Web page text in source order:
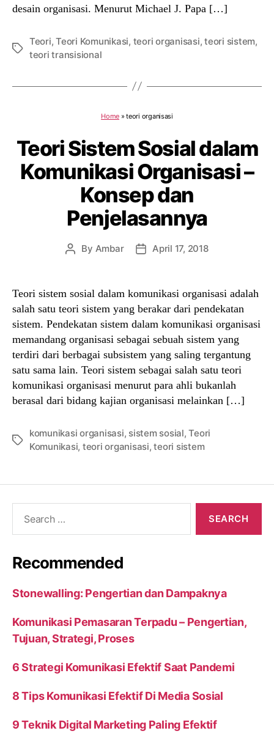
desain organisasi. Menurut Michael J. Papa […]
Tags
Teori,Teori Komunikasi, teori organisasi,teori sistem,
teori transisional
Home »teori organisasi
Teori Sistem Sosial dalam
Komunikasi Organisasi –
Konsep dan
Penjelasannya
Post
By Ambar
PostApril 17, 2018
Teori sistem sosial dalam komunikasi organisasi adalah
salah satu teori sistem yang berakar dari pendekatan
sistem. Pendekatan sistem dalam komunikasi organisasi
memandang organisasi sebagai sebuah sistem yang
terdiri dari berbagai subsistem yang saling tergantung
satu sama lain. Teori sistem sebagai salah satu teori
komunikasi organisasi menurut para ahli bukanlah
berasal dari bidang kajian organisasi melainkan […]
Tags
komunikasi organisasi, sistem sosial,Teori
Komunikasi, teori organisasi,teori sistem
Recommended
Stonewalling: Pengertian dan Dampaknya
Komunikasi Pemasaran Terpadu – Pengertian,
Tujuan, Strategi, Proses
6 Strategi Komunikasi Efektif Saat Pandemi
8 Tips Komunikasi Efektif Di Media Sosial
9 Teknik Digital Marketing Paling Efektif